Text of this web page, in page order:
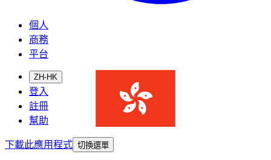
個人
商務
平台
ZH-HK
登入
註冊
幫助
下載此應用程式 切換選單